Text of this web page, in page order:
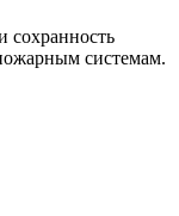
сохранность
системам.